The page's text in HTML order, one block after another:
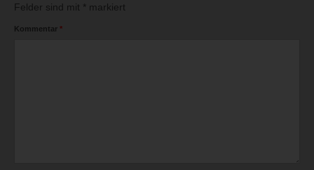
Felder sind mit * markiert
Kommentar *